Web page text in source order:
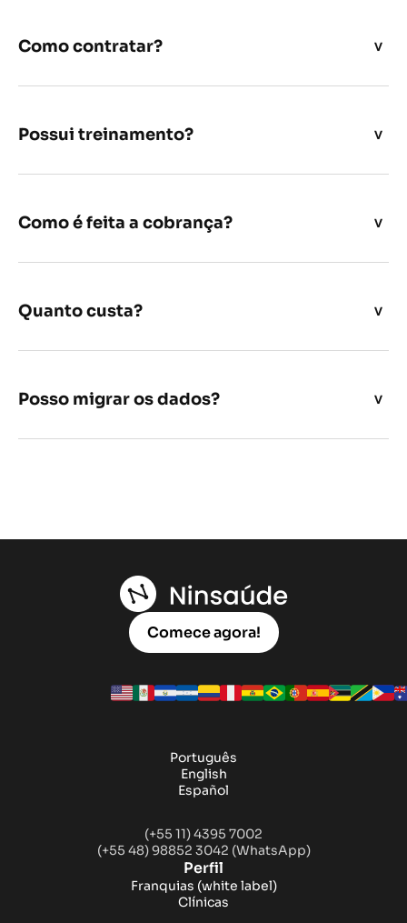
Como contratar?
Possui treinamento?
Como é feita a cobrança?
Quanto custa?
Posso migrar os dados?
Comece agora!
Português
English
Español
(+55 11) 4395 7002
(+55 48) 98852 3042 (WhatsApp)
Perfil
Franquias (white label)
Clínicas